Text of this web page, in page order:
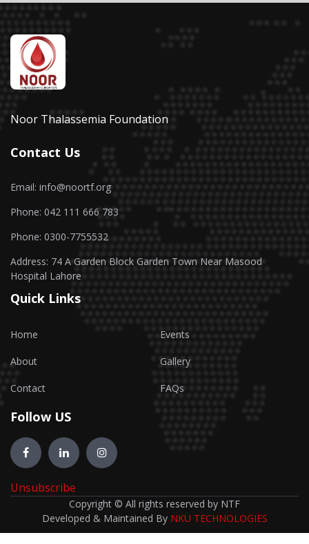
Noor Thalassemia Foundation
Contact Us
Email: info@noortf.org
Phone: 042 111 666 783
Phone: 0300-7755532
Address: 74 A Garden Block Garden Town Near Masood
Hospital Lahore
Quick Links
Home
About
Contact
Events
Gallery
FAQs
Follow US
Unsubscribe
Copyright © All rights reserved by NTF
Developed & Maintained By NKU TECHNOLOGIES